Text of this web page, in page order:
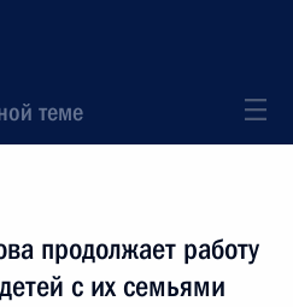
теме
продолжает работу
с их семьями